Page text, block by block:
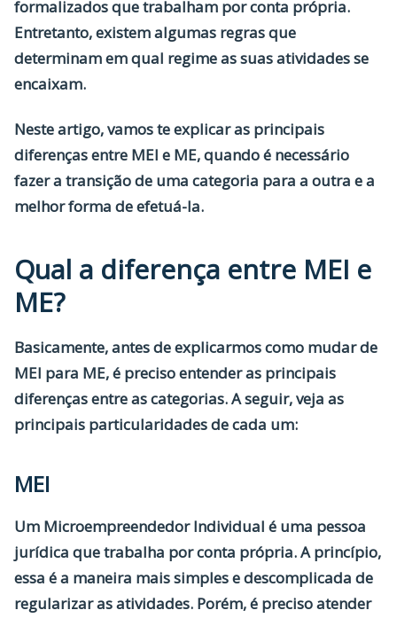
formalizadosque trabalham por conta própria.
Entretanto, existem algumas regras que
determinam em qual regime as suas atividades se
encaixam.
Neste artigo, vamos te explicar as principais
diferenças entre MEI e ME, quando é necessário
fazer a transição de uma categoria para a outra e a
melhor forma de efetuá-la.
Qual a diferença entre MEI e
ME?
Basicamente, antes de explicarmos como mudar de
MEI para ME,é preciso entender as principais
diferenças entre as categorias. A seguir, veja as
principais particularidades de cada um:
MEI
Um Microempreendedor Individual é uma pessoa
jurídica que trabalha por conta própria. A princípio,
essa é a maneira mais simples e descomplicada de
regularizar as atividades. Porém, é preciso atender